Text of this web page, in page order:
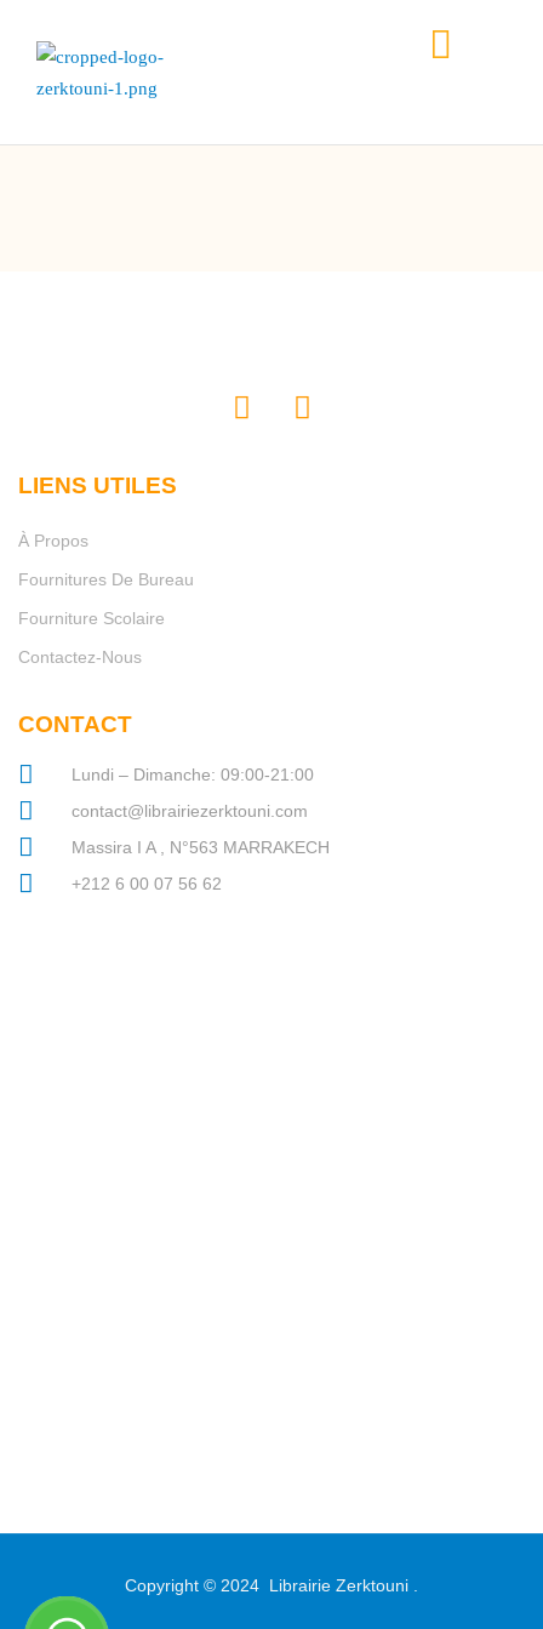
LIENS UTILES
À Propos
Fournitures De Bureau
Fourniture Scolaire
Contactez-Nous
CONTACT
Lundi – Dimanche: 09:00-21:00
contact@librairiezerktouni.com
Massira I A , N°563 MARRAKECH
+212 6 00 07 56 62
Copyright © 2024 Librairie Zerktouni .